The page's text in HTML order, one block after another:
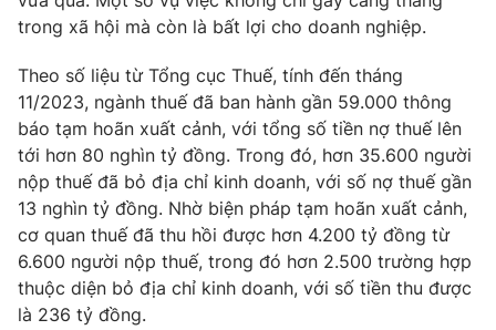
trong xã hội mà còn là bất lợi cho doanh nghiệp.
Theo số liệu từ Tổng cục Thuế, tính đến tháng
11/2023, ngành thuế đã ban hành gần 59.000 thông
báo tạm hoãn xuất cảnh, với tổng số tiền nợ thuế lên
tới hơn 80 nghìn tỷ đồng. Trong đó, hơn 35.600 người
nộp thuế đã bỏ địa chỉ kinh doanh, với số nợ thuế gần
13 nghìn tỷ đồng. Nhờ biện pháp tạm hoãn xuất cảnh,
cơ quan thuế đã thu hồi được hơn 4.200 tỷ đồng từ
6.600 người nộp thuế, trong đó hơn 2.500 trường hợp
thuộc diện bỏ địa chỉ kinh doanh, với số tiền thu được
là 236 tỷ đồng.